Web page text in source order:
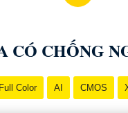
CÓ CHỐNG
Full Color AI CMOS